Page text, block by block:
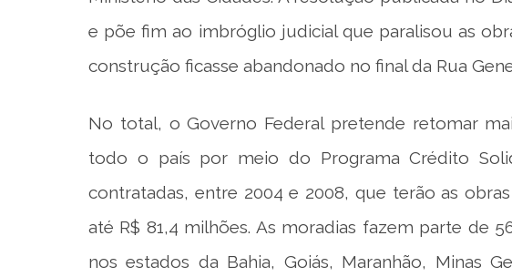
e põe fim ao imbróglio judicial que paralisou as
construção ficasse abandonado no final da Rua
No total, o Governo Federal pretende retomar
todo o país por meio do Programa Crédito
contratadas, entre 2004 e 2008, que terão as
até R$ 81,4 milhões. As moradias fazem parte de
nos estados da Bahia, Goiás, Maranhão, Minas